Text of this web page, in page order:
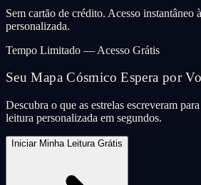
Sem cartão de crédito. Acesso instantâneo
personalizada.
Tempo Limitado — Acesso Grátis
Seu Mapa Cósmico Espera por
Descubra o que as estrelas escreveram
leitura personalizada em segundos.
Iniciar Minha Leitura Grátis